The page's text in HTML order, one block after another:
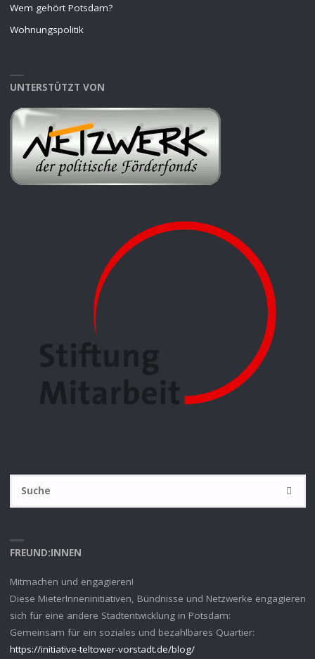
Wem gehört Potsdam?
Wohnungspolitik
UNTERSTÜTZT VON
SUCHE
FREUND:INNEN
Mitmachen und engagieren!
Diese MieterInneninitiativen, Bündnisse und Netzwerke engagieren
sich für eine andere Stadtentwicklung in Potsdam:
Gemeinsam für ein soziales und bezahlbares Quartier:
https://initiative-teltower-vorstadt.de/blog/